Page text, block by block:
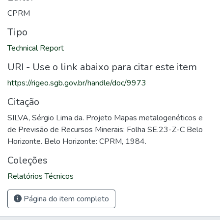
CPRM
Tipo
Technical Report
URI - Use o link abaixo para citar este item
https://rigeo.sgb.gov.br/handle/doc/9973
Citação
SILVA, Sérgio Lima da. Projeto Mapas metalogenéticos e
de Previsão de Recursos Minerais: Folha SE.23-Z-C Belo
Horizonte. Belo Horizonte: CPRM, 1984.
Coleções
Relatórios Técnicos
Página do item completo